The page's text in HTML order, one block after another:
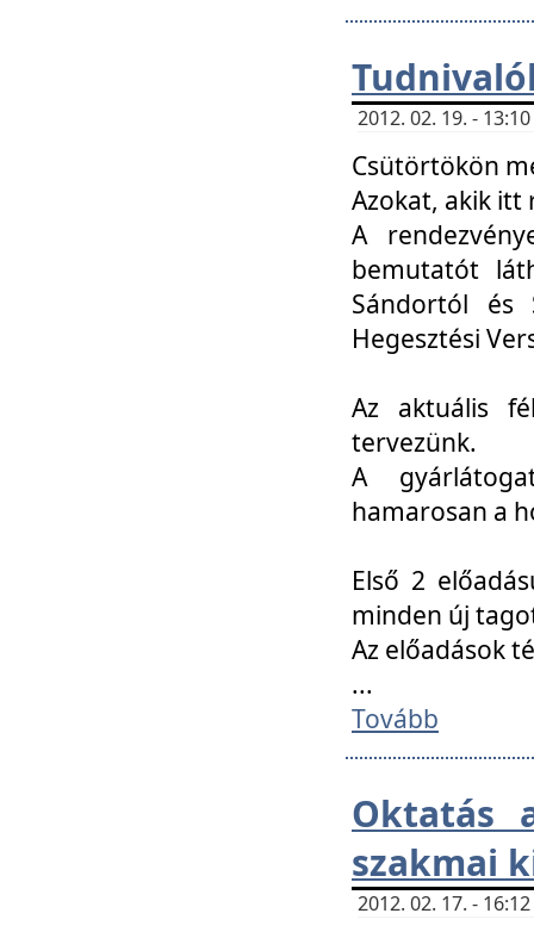
2012. 02. 19. -
Csütörtökön
Azokat, akik itt
A
bemutatót
Sándortól és
Hegesztési
Az aktuális
tervezünk.
A
hamarosan a
Első 2
minden új
Az előadások
...
Tovább
Oktatás
szakmai
2012. 02. 17. -